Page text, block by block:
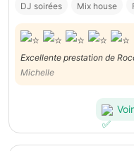
DJ soirées Mix house
Excellente prestation de
la demande. Exécution
Michelle